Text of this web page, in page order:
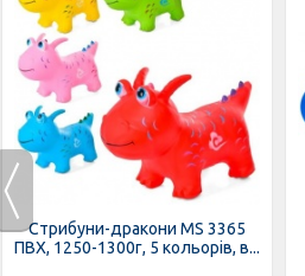
Стрибуни-дракони MS 3365
ПВХ, 1250-1300г, 5 кольорів, в...